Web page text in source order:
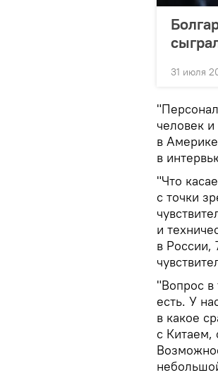
31 июля
человек
в
в
"Что
с точки
и
в России,
"Вопрос
есть. У
в какое
с Китаем,